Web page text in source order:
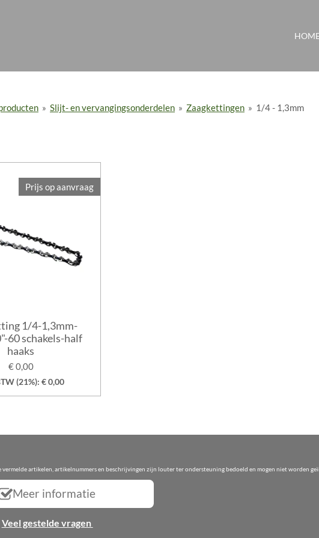
» Slijt- en vervangingsonderdelen » Zaagkettingen » 1/4 - 1,3mm
Prijs op aanvraag
1/4-1,3mm-
60 schakels-half
haaks
€ 0,00
(21%): € 0,00
vermelde artikelen, artikelnummers en beschrijvingen zijn louter ter ondersteuning bedoeld en mogen niet worden
Meer informatie
Veel gestelde vragen